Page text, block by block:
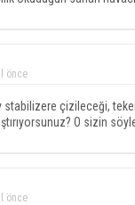
önce
stabilizere çizileceği,
O sizin
önce